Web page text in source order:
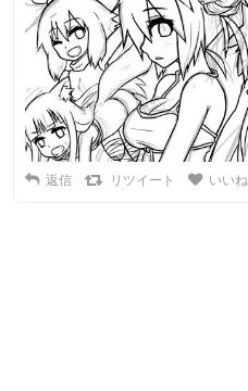
返信 リツイート いいね